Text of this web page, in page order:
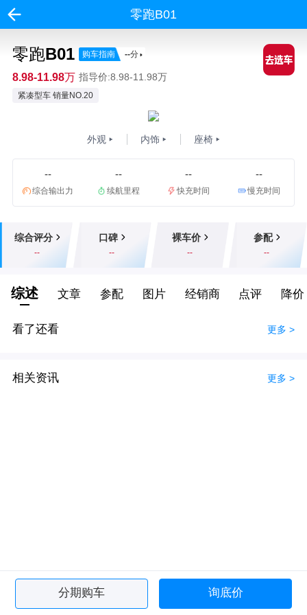
零跑B01
零跑B01 购车指南 --分
8.98-11.98万 指导价:8.98-11.98万
紧凑型车 销量NO.20
外观 内饰 座椅
--
综合输出力
--
续航里程
--
快充时间
--
慢充时间
综合评分
--
口碑
--
裸车价
--
参配
--
综述 文章 参配 图片 经销商 点评 降价
看了还看 更多 >
相关资讯 更多 >
分期购车 询底价